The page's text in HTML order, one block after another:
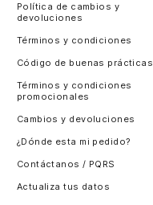
Política de cambios y
devoluciones
Términos y condiciones
Código de buenas prácticas
Términos y condiciones
promocionales
Cambios y devoluciones
¿Dónde esta mi pedido?
Contáctanos / PQRS
Actualiza tus datos